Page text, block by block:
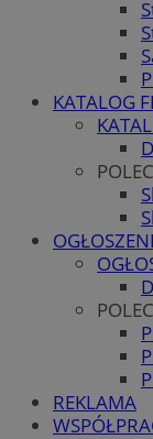
KATALOG
REKLAMA